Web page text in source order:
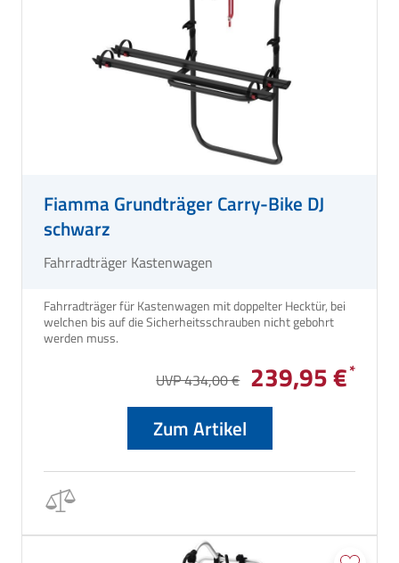
Fiamma Grundträger Carry-Bike DJ
schwarz
Fahrradträger Kastenwagen
Fahrradträger für Kastenwagen mit doppelter Hecktür, bei
welchen bis auf die Sicherheitsschrauben nicht gebohrt
UVP 434,00 € 239,95 €
Zum Artikel